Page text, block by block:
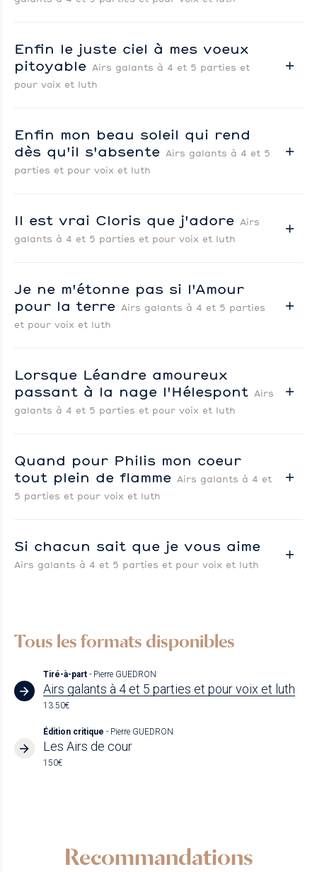
Enfin le juste ciel à mes voeux
pitoyable Airs galants à 4 et 5 parties et
pour voix et luth
Enfin mon beau soleil qui rend
dès qu'il s'absente Airs galants à 4 et 5
parties et pour voix et luth
Il est vrai Cloris que j'adore Airs
galants à 4 et 5 parties et pour voix et luth
Je ne m'étonne pas si l'Amour
pour la terre Airs galants à 4 et 5 parties
et pour voix et luth
Lorsque Léandre amoureux
passant à la nage l'Hélespont Airs
galants à 4 et 5 parties et pour voix et luth
Quand pour Philis mon coeur
tout plein de flamme Airs galants à 4 et
5 parties et pour voix et luth
Si chacun sait que je vous aime
Airs galants à 4 et 5 parties et pour voix et luth
Tous les formats disponibles
Tiré-à-part - Pierre GUEDRON
Airs galants à 4 et 5 parties et pour voix et luth
13.50€
Édition critique - Pierre GUEDRON
Les Airs de cour
150€
Recommandations